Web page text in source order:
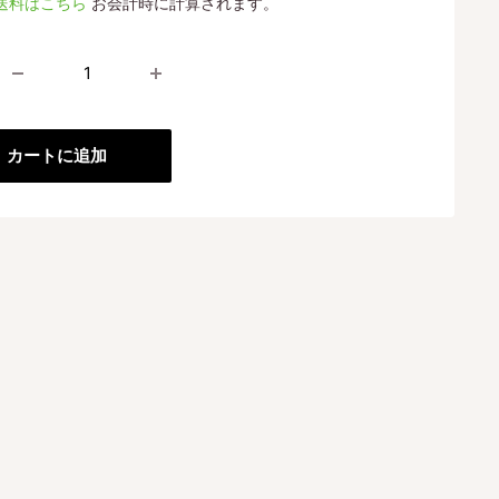
カートに追加